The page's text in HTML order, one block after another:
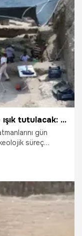
Adana’nın binlerce yıllık tarihine ışık tutulacak: Tepebağ Höyüğü’nde arkeolojik sondaj çalışmaları başlıyor!
gün
süreç